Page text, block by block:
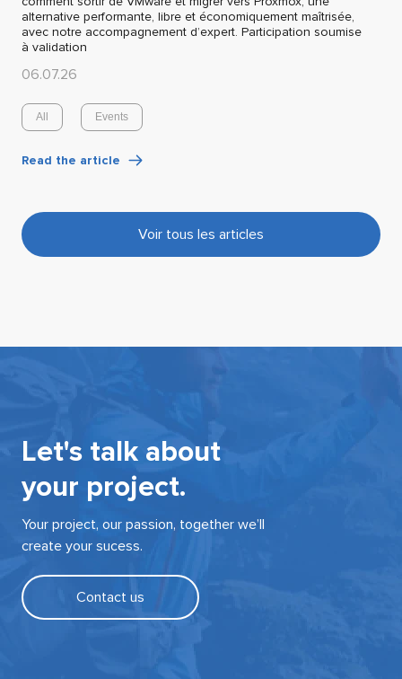
alternative performante, libre et économiquement maîtrisée,
avec notre accompagnement d’expert. Participation soumise
à validation
06.07.26
All Events
Read the article
Voir tous les articles
Let's talk about
your project.
Your project, our passion, together we’ll
create your sucess.
Contact us